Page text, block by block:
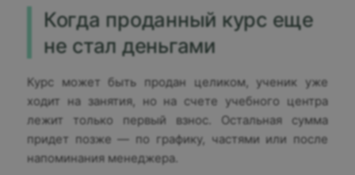
Когда проданный курс еще
не стал деньгами
Курс может быть продан целиком, ученик уже
ходит на занятия, но на счете учебного центра
лежит только первый взнос. Остальная сумма
придет позже — по графику, частями или после
напоминания менеджера.